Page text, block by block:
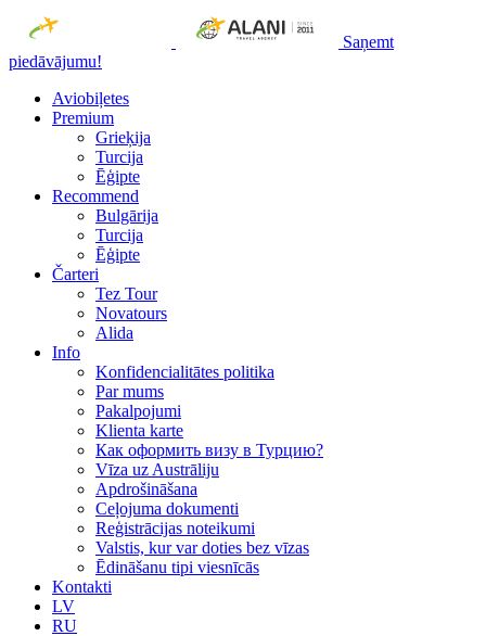
Saņemt
piedāvājumu!
Aviobiļetes
Premium
Grieķija
Turcija
Ēģipte
Recommend
Bulgārija
Turcija
Ēģipte
Čarteri
Tez Tour
Novatours
Alida
Info
Konfidencialitātes politika
Par mums
Рakalpojumi
Klienta karte
Как оформить визу в Турцию?
Vīza uz Austrāliju
Apdrošināšana
Ceļojuma dokumenti
Reģistrācijas noteikumi
Valstis, kur var doties bez vīzas
Ēdināšanu tipi viesnīcās
Kontakti
LV
RU